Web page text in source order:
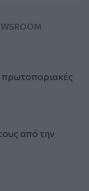
πρωτοποριακές
από την